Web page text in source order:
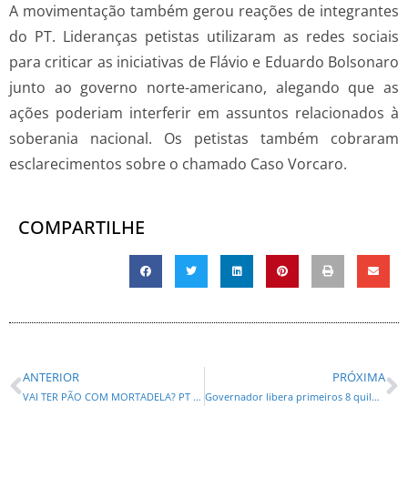
A movimentação também gerou reações de integrantes
do PT. Lideranças petistas utilizaram as redes sociais
para criticar as iniciativas de Flávio e Eduardo Bolsonaro
junto ao governo norte-americano, alegando que as
ações poderiam interferir em assuntos relacionados à
soberania nacional. Os petistas também cobraram
esclarecimentos sobre o chamado Caso Vorcaro.
COMPARTILHE
ANTERIOR
VAI TER PÃO COM MORTADELA? PT LANÇA REQUIÃOZINHO E GLEIS PARA DISPUTAR AS ELEIÇÕES DE 2026
PRÓXIMA
Governador libera primeiros 8 quilômetros da duplicação em concreto da PRC-466 entre Pitanga e Turvo